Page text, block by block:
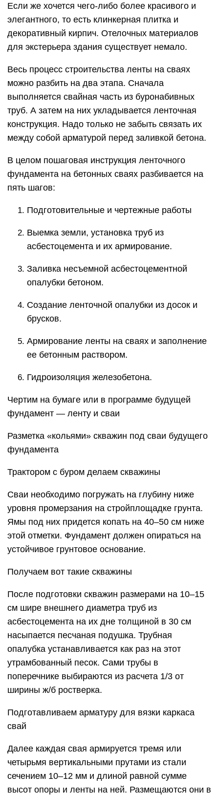
Если же хочется чего-либо более красивого и
элегантного, то есть клинкерная плитка и
декоративный кирпич. Отелочных материалов
для экстерьера здания существует немало.
Весь процесс строительства ленты на сваях
можно разбить на два этапа. Сначала
выполняется свайная часть из буронабивных
труб. А затем на них укладывается ленточная
конструкция. Надо только не забыть связать их
между собой арматурой перед заливкой бетона.
В целом пошаговая инструкция ленточного
фундамента на бетонных сваях разбивается на
пять шагов:
Подготовительные и чертежные работы
Выемка земли, установка труб из
асбестоцемента и их армирование.
Заливка несъемной асбестоцементной
опалубки бетоном.
Создание ленточной опалубки из досок и
брусков.
Армирование ленты на сваях и заполнение
ее бетонным раствором.
Гидроизоляция железобетона.
Чертим на бумаге или в программе будущей
фундамент — ленту и сваи
Разметка «кольями» скважин под сваи будущего
фундамента
Трактором с буром делаем скважины
Сваи необходимо погружать на глубину ниже
уровня промерзания на стройплощадке грунта.
Ямы под них придется копать на 40–50 см ниже
этой отметки. Фундамент должен опираться на
устойчивое грунтовое основание.
Получаем вот такие скважины
После подготовки скважин размерами на 10–15
см шире внешнего диаметра труб из
асбестоцемента на их дне толщиной в 30 см
насыпается песчаная подушка. Трубная
опалубка устанавливается как раз на этот
утрамбованный песок. Сами трубы в
поперечнике выбираются из расчета 1/3 от
ширины ж/б ростверка.
Подготавливаем арматуру для вязки каркаса
свай
Далее каждая свая армируется тремя или
четырьмя вертикальными прутами из стали
сечением 10–12 мм и длиной равной сумме
высот опоры и ленты на ней. Размещаются они в